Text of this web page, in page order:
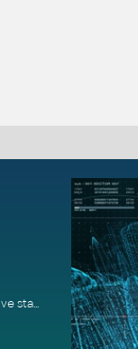
Bluebeam v propojeném pracovním postupu ve stavebnictví: Proč je int